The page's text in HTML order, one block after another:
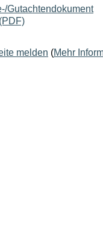
Gutachtendokument
melden (Mehr